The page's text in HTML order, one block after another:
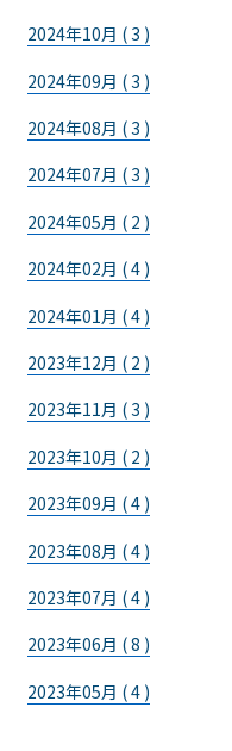
2024年10月 ( 3 )
2024年09月 ( 3 )
2024年08月 ( 3 )
2024年07月 ( 3 )
2024年05月 ( 2 )
2024年02月 ( 4 )
2024年01月 ( 4 )
2023年12月 ( 2 )
2023年11月 ( 3 )
2023年10月 ( 2 )
2023年09月 ( 4 )
2023年08月 ( 4 )
2023年07月 ( 4 )
2023年06月 ( 8 )
2023年05月 ( 4 )